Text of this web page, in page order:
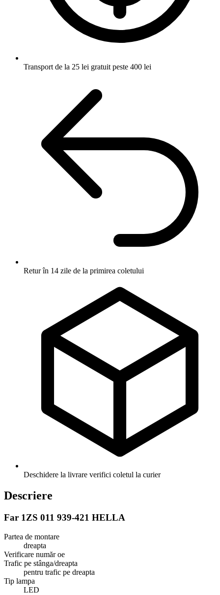
Transport de la 25 lei gratuit peste 400 lei
Retur în 14 zile de la primirea coletului
Deschidere la livrare verifici coletul la curier
Descriere
Far 1ZS 011 939-421 HELLA
Partea de montare
dreapta
Verificare număr oe
Trafic pe stânga/dreapta
pentru trafic pe dreapta
Tip lampa
LED